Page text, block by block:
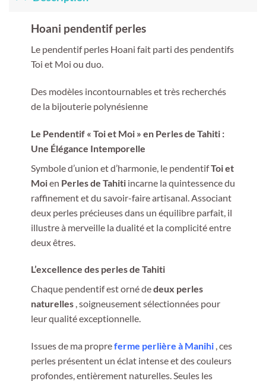
Hoani pendentif perles
Le pendentif perles Hoani fait parti des pendentifs
Toi et Moi ou duo.
Des modèles incontournables et très recherchés
de la bijouterie polynésienne
Le Pendentif « Toi et Moi » en Perles de Tahiti :
Une Élégance Intemporelle
Symbole d’union et d’harmonie, le pendentifToi et
Moien Perles de Tahitiincarne la quintessence du
raffinement et du savoir-faire artisanal. Associant
deux perles précieuses dans un équilibre parfait, il
illustre à merveille la dualité et la complicité entre
deux êtres.
L’excellence des perles de Tahiti
Chaque pendentif est orné dedeux perles
naturelles, soigneusement sélectionnées pour
leur qualité exceptionnelle.
Issues de ma propreferme perlière à Manihi, ces
perles présentent un éclat intense et des couleurs
profondes, entièrement naturelles. Seules les